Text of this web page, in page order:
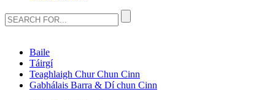
Baile
Táirgí
Teaghlaigh Chur Chun Cinn
Gabhálais Barra & Dí chun Cinn